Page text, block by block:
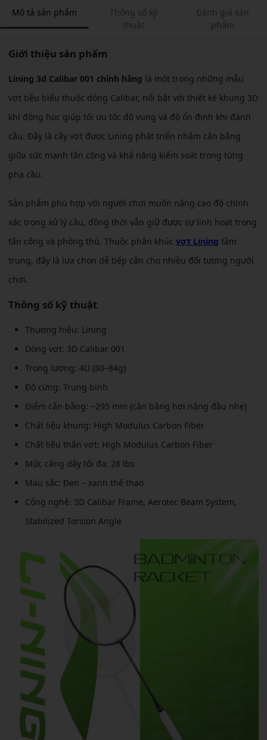
Mô tả sản phẩm
Thông số kỹ
thuật
Đánh giá sản
phẩm
Giới thiệu sản phẩm
Lining 3d Calibar 001 chính hãng là một trong những mẫu
vợt tiêu biểu thuộc dòng Calibar, nổi bật với thiết kế khung 3D
khí động học giúp tối ưu tốc độ vung và độ ổn định khi đánh
cầu. Đây là cây vợt được Lining phát triển nhằm cân bằng
giữa sức mạnh tấn công và khả năng kiểm soát trong từng
pha cầu.
Sản phẩm phù hợp với người chơi muốn nâng cao độ chính
xác trong xử lý cầu, đồng thời vẫn giữ được sự linh hoạt trong
tấn công và phòng thủ. Thuộc phân khúc vợt Lining tầm
trung, đây là lựa chọn dễ tiếp cận cho nhiều đối tượng người
chơi.
Thông số kỹ thuật
Thương hiệu: Lining
Dòng vợt: 3D Calibar 001
Trọng lượng: 4U (80–84g)
Độ cứng: Trung bình
Điểm cân bằng: ~295 mm (cân bằng hơi nặng đầu nhẹ)
Chất liệu khung: High Modulus Carbon Fiber
Chất liệu thân vợt: High Modulus Carbon Fiber
Mức căng dây tối đa: 28 lbs
Màu sắc: Đen – xanh thể thao
Công nghệ: 3D Calibar Frame, Aerotec Beam System,
Stabilized Torsion Angle